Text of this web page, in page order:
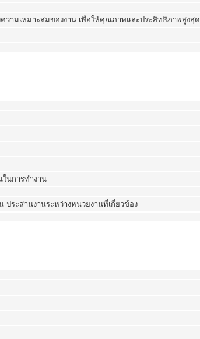
วามเหมาะสมของงาน เพื่อให้คุณภาพและประสิทธิภาพสูงสุด
นการทำงาน
ประสานงานระหว่างหน่วยงานที่เกี่ยวข้อง